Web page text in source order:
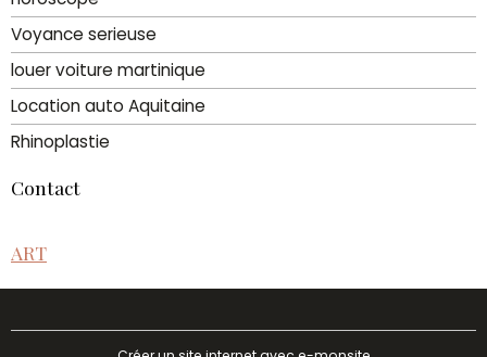
Voyance serieuse
louer voiture martinique
Location auto Aquitaine
Rhinoplastie
Contact
ART